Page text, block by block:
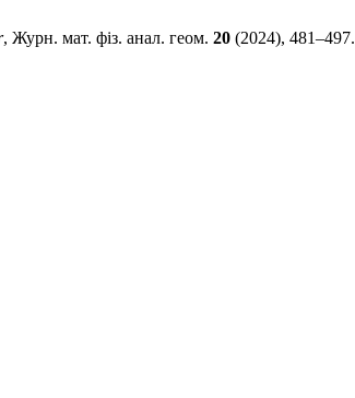
, Журн. мат. фіз. анал. геом. 20 (2024), 481–497.